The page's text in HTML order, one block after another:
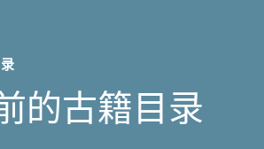
的古籍目录